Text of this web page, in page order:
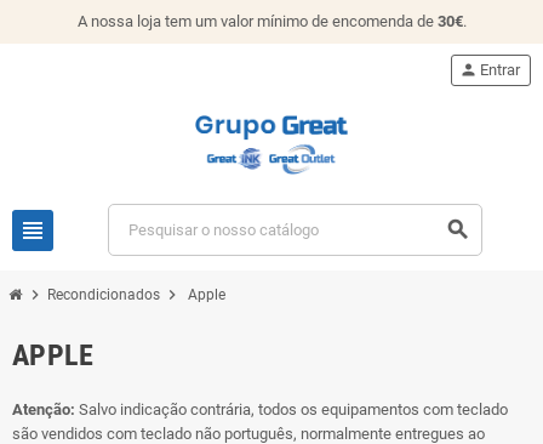
A nossa loja tem um valor mínimo de encomenda de 30€.
view_headline search
person Entrar
chevron_right Recondicionados chevron_right Apple
APPLE
Atenção: Salvo indicação contrária, todos os equipamentos com teclado
são vendidos com teclado não português, normalmente entregues ao